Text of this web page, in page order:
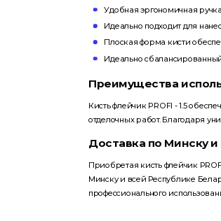
Удобная эргономичная ручка
Идеально подходит для
Плоская форма кисти
Идеально
Преимущества
Кисть флейчик PROFI - 1.5
отделочных работ. Благодаря
Доставка по Минску
Приобретая кисть флейчик
Минску и всей Республике
профессионального